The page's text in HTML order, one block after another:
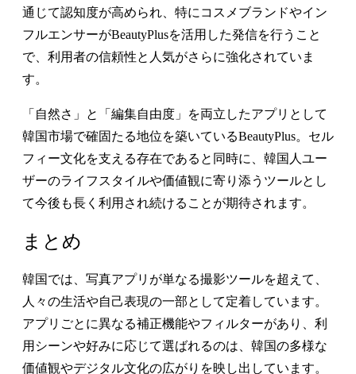
通じて認知度が高められ、特にコスメブランドやイン
フルエンサーがBeautyPlusを活用した発信を行うこと
で、利用者の信頼性と人気がさらに強化されていま
す。
「自然さ」と「編集自由度」を両立したアプリとして
韓国市場で確固たる地位を築いているBeautyPlus。セル
フィー文化を支える存在であると同時に、韓国人ユー
ザーのライフスタイルや価値観に寄り添うツールとし
て今後も長く利用され続けることが期待されます。
まとめ
韓国では、写真アプリが単なる撮影ツールを超えて、
人々の生活や自己表現の一部として定着しています。
アプリごとに異なる補正機能やフィルターがあり、利
用シーンや好みに応じて選ばれるのは、韓国の多様な
価値観やデジタル文化の広がりを映し出しています。